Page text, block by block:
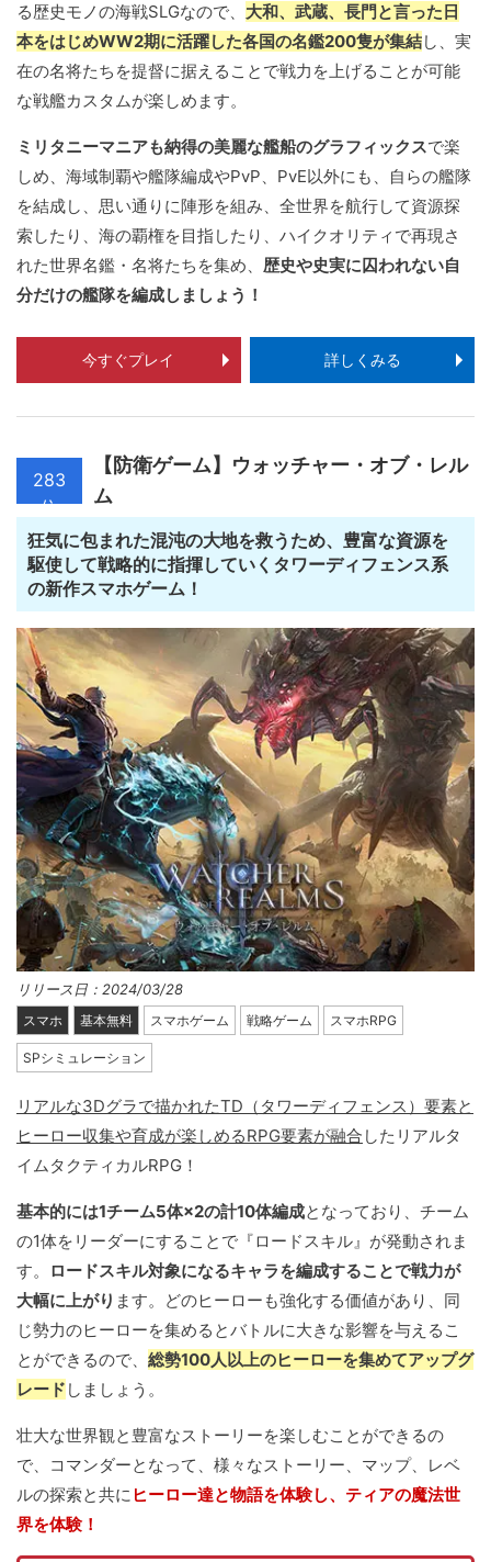
る歴史モノの海戦SLGなので、 大和、武蔵、長門と言った日
本をはじめWW2期に活躍した各国の名鑑200隻が集結し、実
在の名将たちを提督に据えることで戦力を上げることが可能
な戦艦カスタムが楽しめます。
ミリタニーマニアも納得の美麗な艦船のグラフィックスで楽
しめ、海域制覇や艦隊編成やPvP、PvE以外にも、自らの艦隊
を結成し、思い通りに陣形を組み、全世界を航行して資源探
索したり、海の覇権を目指したり、ハイクオリティで再現さ
れた世界名鑑・名将たちを集め、 歴史や史実に囚われない自
分だけの艦隊を編成しましょう！
今すぐプレイ 詳しくみる
283
位
【防衛ゲーム】ウォッチャー・オブ・レル
ム
狂気に包まれた混沌の大地を救うため、豊富な資源を
駆使して戦略的に指揮していくタワーディフェンス系
の新作スマホゲーム！
リリース日：2024/03/28
スマホ 基本無料 スマホゲーム 戦略ゲーム スマホRPG
SPシミュレーション
リアルな3Dグラで描かれたTD（タワーディフェンス）要素と
ヒーロー収集や育成が楽しめるRPG要素が融合 したリアルタ
イムタクティカルRPG！
基本的には1チーム5体×2の計10体編成となっており、チーム
の1体をリーダーにすることで『ロードスキル』が発動されま
す。
ロードスキル対象になるキャラを編成することで戦力が
大幅に上がり ます。どのヒーローも強化する価値があり、同
じ勢力のヒーローを集めるとバトルに大きな影響を与えるこ
とができるので、 総勢100人以上のヒーローを集めてアップグ
レード しましょう。
壮大な世界観と豊富なストーリーを楽しむことができるの
で、コマンダーとなって、様々なストーリー、マップ、レベ
ルの探索と共に ヒーロー達と物語を体験し、ティアの魔法世
界を体験！